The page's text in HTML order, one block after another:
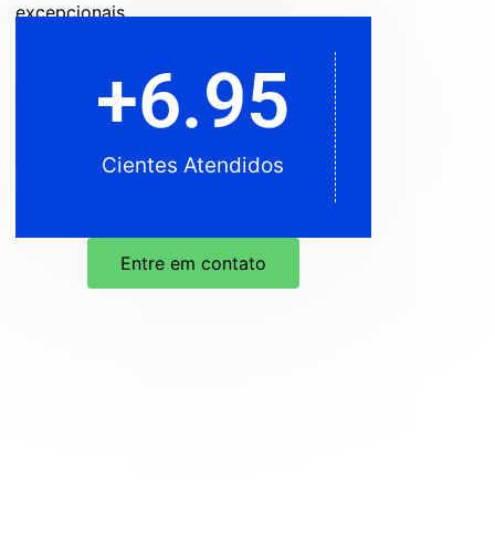
excepcionais.
Cientes Atendidos
5.95
Cientes Atendidos
+6.95
Entre em contato